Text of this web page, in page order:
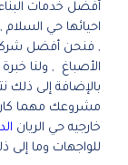
أفضل خدمات
احيائها حي السلام
, فنحن أفضل شركة
الأصباغ , ولنا
بالإضافة إلى ذلك
مشروعك مهما
خارجيه حي الريان
للواجهات وما إلى